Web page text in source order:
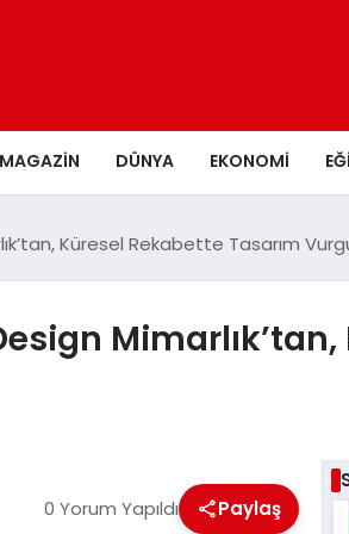
MAGAZIN DÜNYA EKONOMI
Küresel Rekabette Tasarım
0 Yorum Yapıldı Paylaş